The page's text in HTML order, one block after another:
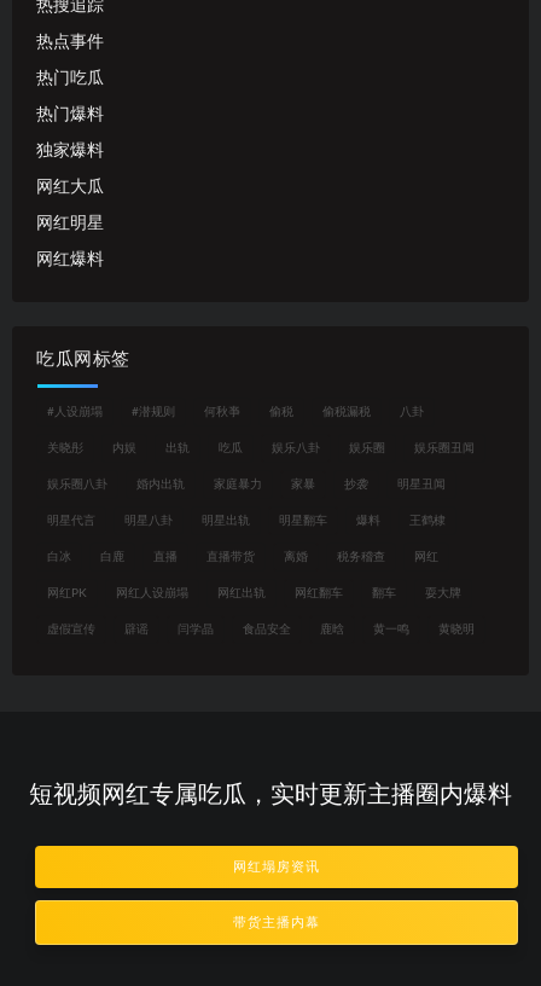
热搜追踪
热点事件
热门吃瓜
热门爆料
独家爆料
网红大瓜
网红明星
网红爆料
吃瓜网标签
#人设崩塌 #潜规则 何秋亊 偷税 偷税漏税 八卦
关晓彤 内娱 出轨 吃瓜 娱乐八卦 娱乐圈 娱乐圈丑闻
娱乐圈八卦 婚内出轨 家庭暴力 家暴 抄袭 明星丑闻
明星代言 明星八卦 明星出轨 明星翻车 爆料 王鹤棣
白冰 白鹿 直播 直播带货 离婚 税务稽查 网红
网红PK 网红人设崩塌 网红出轨 网红翻车 翻车 耍大牌
虚假宣传 辟谣 闫学晶 食品安全 鹿晗 黄一鸣 黄晓明
短视频网红专属吃瓜，实时更新主播圈内爆料
网红塌房资讯
带货主播内幕